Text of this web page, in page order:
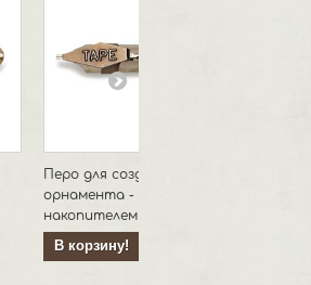
Перо для создания
орнамента - 1 с
накопителем
В корзину!